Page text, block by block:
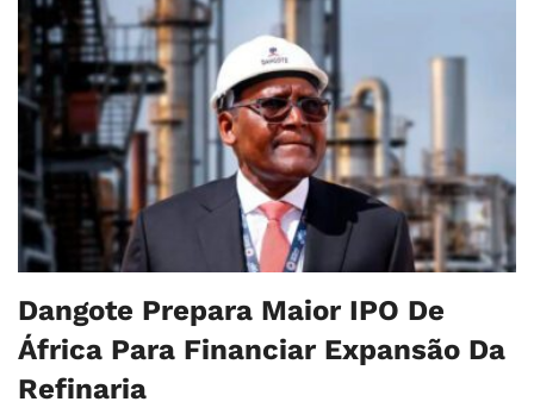
Dangote Prepara Maior IPO De
África Para Financiar Expansão Da
Refinaria